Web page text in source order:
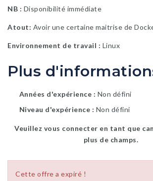
NB : Disponibilité immédiate
Atout: Avoir une certaine maitrise de
Environnement de travail : Linux
Plus
Années d'expérience
Non défini
Niveau d'expérience
Non défini
Veuillez vous connecter en tant que
plus de champs.
Cette offre a expiré !